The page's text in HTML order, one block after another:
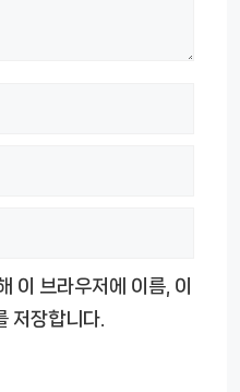
이 브라우저에 이름, 이
저장합니다.